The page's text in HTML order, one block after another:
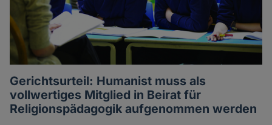
Gerichtsurteil: Humanist muss als
vollwertiges Mitglied in Beirat für
Religionspädagogik aufgenommen werden